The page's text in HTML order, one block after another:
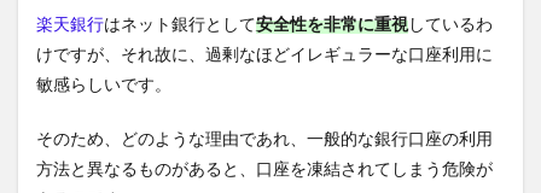
楽天銀行はネット銀行として安全性を非常に重視しているわ
けですが、それ故に、過剰なほどイレギュラーな口座利用に
敏感らしいです。
そのため、どのような理由であれ、一般的な銀行口座の利用
方法と異なるものがあると、口座を凍結されてしまう危険が